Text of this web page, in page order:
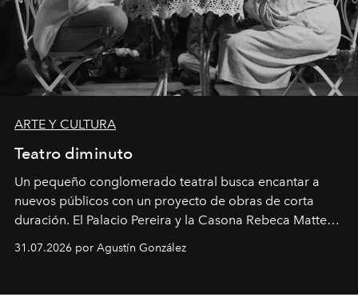
ARTE Y CULTURA
Teatro diminuto
Un pequeño conglomerado teatral busca encantar a
nuevos públicos con un proyecto de obras de corta
duración. El Palacio Pereira y la Casona Rebeca Matte
miniobras. Sus puestas en escena son limpias; ponen el
31.07.2026 por Agustín González